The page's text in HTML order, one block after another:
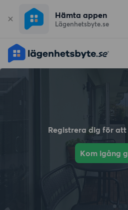
Hämta appen
Lägenhetsbyte.se
Registrera dig för
Kom igång